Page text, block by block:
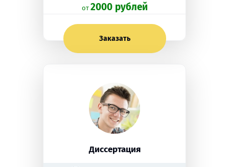
oт 2000 рублей
Заказать
Диссертация